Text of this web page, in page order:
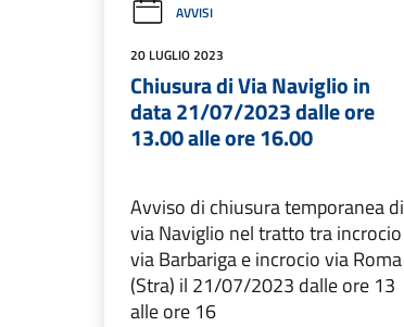
AVVISI
20 LUGLIO 2023
Chiusura di Via Naviglio in
data 21/07/2023 dalle ore
13.00 alle ore 16.00
Avviso di chiusura temporanea di
via Naviglio nel tratto tra incrocio
via Barbariga e incrocio via Roma
(Stra) il 21/07/2023 dalle ore 13
alle ore 16